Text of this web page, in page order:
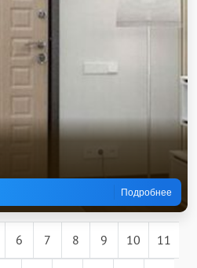
Подробнее
6 7 8 9 10 11